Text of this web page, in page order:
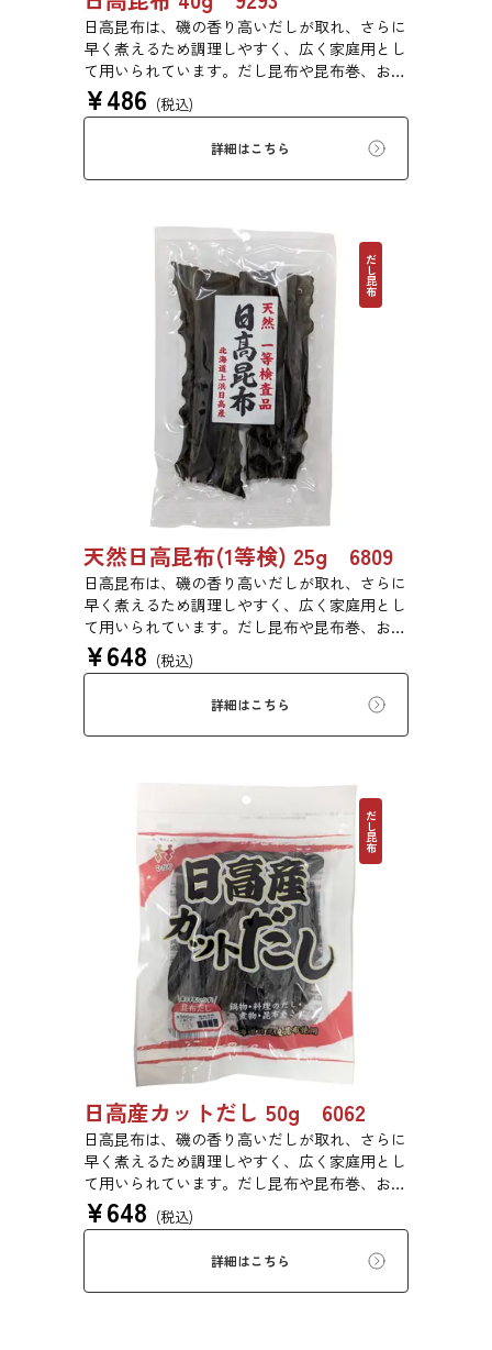
日高昆布は、磯の香り高いだしが取れ、さらに
早く煮えるため調理しやすく、広く家庭用とし
て用いられています。だし昆布や昆布巻、おで
ん、佃煮、煮締め等に最適です。
¥486 (税込)
詳細はこちら
だし昆布
天然日高昆布(1等検) 25g 6809
日高昆布は、磯の香り高いだしが取れ、さらに
早く煮えるため調理しやすく、広く家庭用とし
て用いられています。だし昆布や昆布巻、おで
ん、佃煮、煮締め等に最適です。
¥648 (税込)
詳細はこちら
だし昆布
日高産カットだし 50g 6062
日高昆布は、磯の香り高いだしが取れ、さらに
早く煮えるため調理しやすく、広く家庭用とし
て用いられています。だし昆布や昆布巻、おで
ん、佃煮、煮締め等に最適です。
¥648 (税込)
詳細はこちら